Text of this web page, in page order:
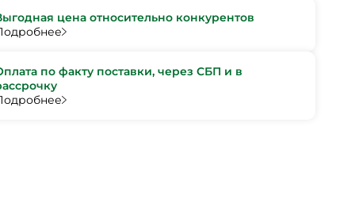
цена относительно конкурентов
по факту поставки, через СБП и в